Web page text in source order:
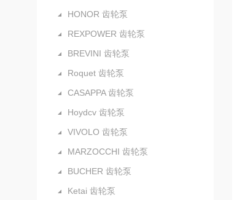
HONOR 齿轮泵
REXPOWER 齿轮泵
BREVINI 齿轮泵
Roquet 齿轮泵
CASAPPA 齿轮泵
Hoydcv 齿轮泵
VIVOLO 齿轮泵
MARZOCCHI 齿轮泵
BUCHER 齿轮泵
Ketai 齿轮泵